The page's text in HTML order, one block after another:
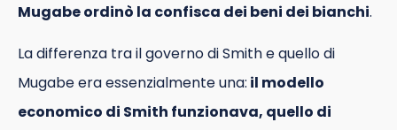
Mugabe ordinò la confisca dei beni dei bianchi.
La differenza tra il governo di Smith e quello di
Mugabe era essenzialmente una: il modello
economico di Smith funzionava, quello di